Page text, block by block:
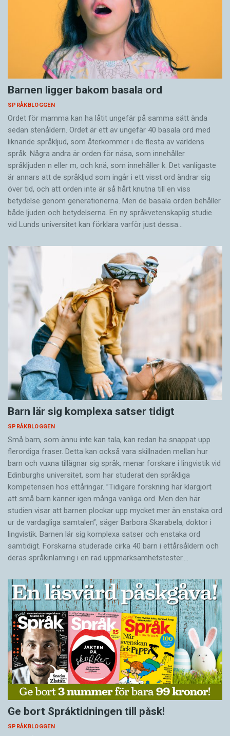
Barnen ligger bakom basala ord
SPRÅKBLOGGEN
Ordet för mamma kan ha låtit ungefär på samma sätt ända
sedan stenåldern. Ordet är ett av ungefär 40 basala ord med
liknande språkljud, som återkommer i de flesta av världens
språk. Några andra är orden för näsa, som innehåller
språkljuden n eller m, och knä, som innehåller k. Det vanligaste
är annars att de språkljud som ingår i ett visst ord ändrar sig
över tid, och att orden inte är så hårt knutna till en viss
betydelse genom generationerna. Men de basala orden behåller
både ljuden och betydelserna. En ny språkvetenskaplig studie
vid Lunds universitet kan förklara varför just dessa…
Barn lär sig komplexa satser tidigt
SPRÅKBLOGGEN
Små barn, som ännu inte kan tala, kan redan ha snappat upp
flerordiga fraser. Detta kan också vara skillnaden mellan hur
barn och vuxna tillägnar sig språk, menar forskare i lingvistik vid
Edinburghs universitet, som har studerat den språkliga
kompetensen hos ettåringar. ”Tidigare forskning har klargjort
att små barn känner igen många vanliga ord. Men den här
studien visar att barnen plockar upp mycket mer än enstaka ord
ur de vardagliga samtalen”, säger Barbora Skarabela, doktor i
lingvistik. Barnen lär sig komplexa satser och enstaka ord
samtidigt. Forskarna studerade cirka 40 barn i ettårsåldern och
deras språkinlärning i en rad uppmärksamhetstester.…
Ge bort Språktidningen till påsk!
SPRÅKBLOGGEN